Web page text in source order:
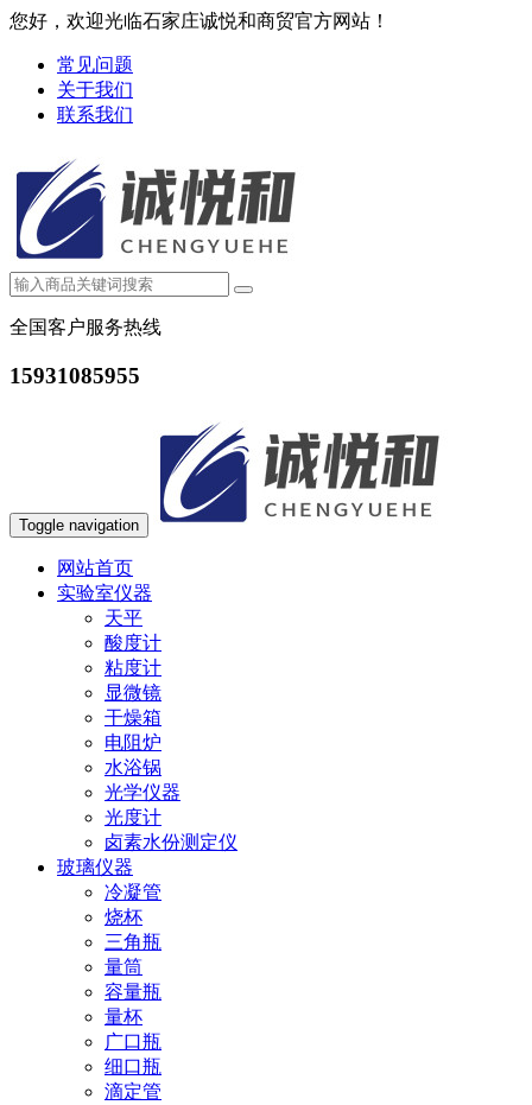
您好，欢迎光临石家庄诚悦和商贸官方网站！
常见问题
关于我们
联系我们
全国客户服务热线
15931085955
Toggle navigation
网站首页
实验室仪器
天平
酸度计
粘度计
显微镜
干燥箱
电阻炉
水浴锅
光学仪器
光度计
卤素水份测定仪
玻璃仪器
冷凝管
烧杯
三角瓶
量筒
容量瓶
量杯
广口瓶
细口瓶
滴定管